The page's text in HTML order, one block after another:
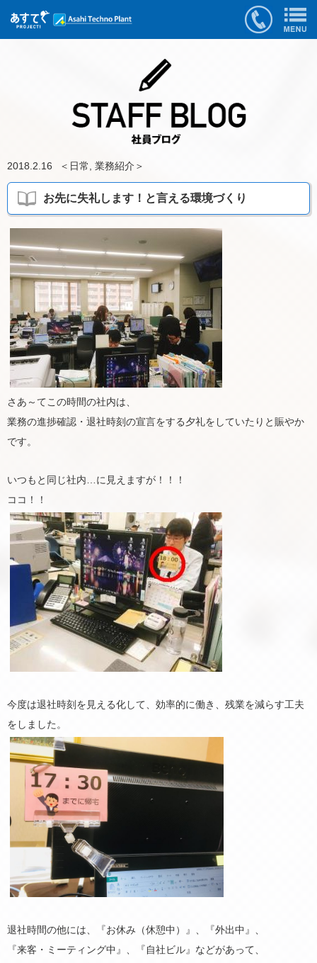
2018.2.16 ＜ 日常 業務紹介 ＞
お先に失礼します！と言える環境づくり
さあ～てこの時間の社内は、
業務の進捗確認・退社時刻の宣言をする夕礼をしていたりと賑やか
です。
いつもと同じ社内…に見えますが！！！
ココ！！
今度は退社時刻を見える化して、効率的に働き、残業を減らす工夫
をしました。
退社時間の他には、『お休み（休憩中）』、『外出中』、
『来客・ミーティング中』、『自社ビル』などがあって、